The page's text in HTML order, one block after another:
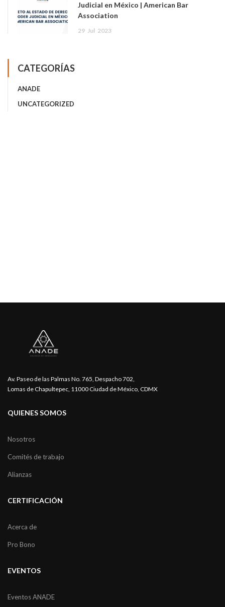
Judicial en México | American Bar
Association
29 Jul 2023
CATEGORÍAS
ANADE
UNCATEGORIZED
Av. Paseo de las Palmas No. 765, Despacho 702,
Lomas de Chapultepec, 11000 Ciudad de México, CDMX
QUIENES SOMOS
Nosotros
Comités de trabajo
Alianzas
CERTIFICACIÓN
Acerca de
Pro Bono
EVENTOS
Eventos ANADE